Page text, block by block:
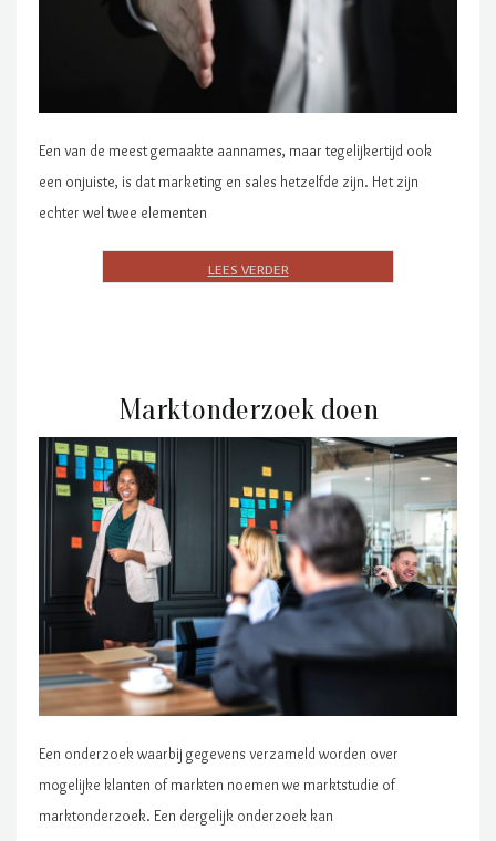
Een van de meest gemaakte aannames, maar tegelijkertijd ook
een onjuiste, is dat marketing en sales hetzelfde zijn. Het zijn
echter wel twee elementen
Marktonderzoek doen
Een onderzoek waarbij gegevens verzameld worden over
mogelijke klanten of markten noemen we marktstudie of
marktonderzoek. Een dergelijk onderzoek kan